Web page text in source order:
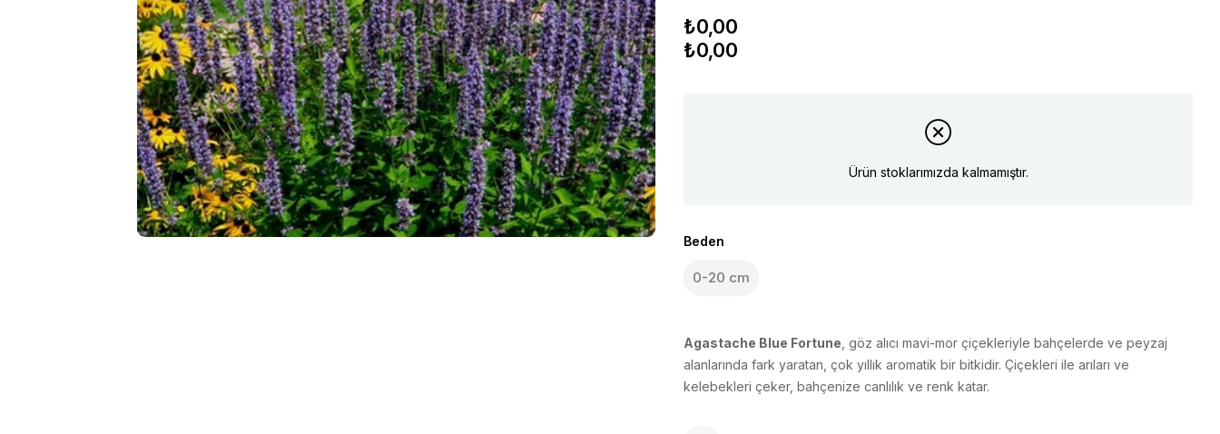
₺0,00
₺0,00
Ürün stoklarımızda kalmamıştır.
Beden
0-20 cm
Agastache Blue Fortune , göz alıcı mavi-mor çiçekleriyle bahçelerde ve peyzaj
alanlarında fark yaratan, çok yıllık aromatik bir bitkidir. Çiçekleri ile arıları ve
kelebekleri çeker, bahçenize canlılık ve renk katar.